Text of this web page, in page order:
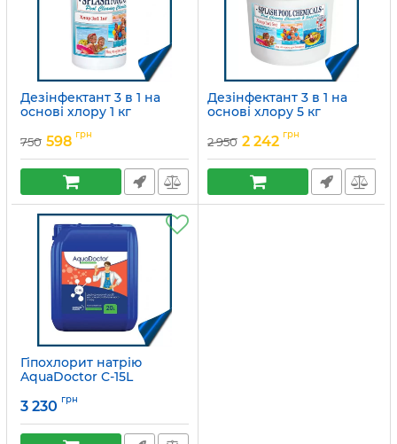
Дезінфектант 3 в 1 на
основі хлору 1 кг
750 598 грн
Дезінфектант 3 в 1 на
основі хлору 5 кг
2 950 2 242 грн
Гіпохлорит натрію
AquaDoctor C-15L
3 230 грн